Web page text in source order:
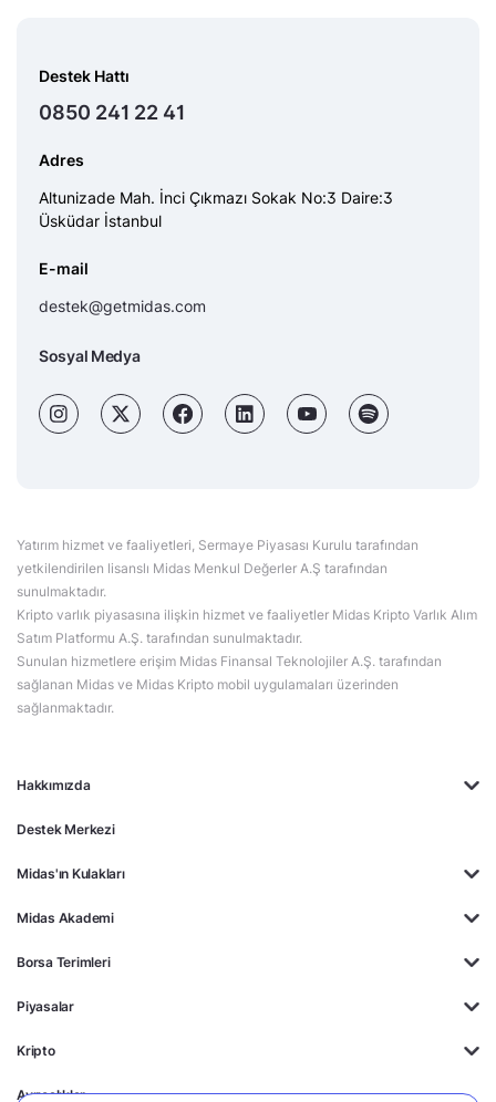
Hakkımızda
Destek Merkezi
Midas'ın Kulakları
Midas Akademi
Borsa Terimleri
Piyasalar
Kripto
Ayrıcalıklar
Destek Hattı
0850 241 22 41
Adres
Altunizade Mah. İnci Çıkmazı Sokak No:3 Daire:3
Üsküdar İstanbul
E-mail
destek@getmidas.com
Sosyal Medya
Yatırım hizmet ve faaliyetleri, Sermaye Piyasası Kurulu tarafından
yetkilendirilen lisanslı Midas Menkul Değerler A.Ş tarafından
sunulmaktadır.
Kripto varlık piyasasına ilişkin hizmet ve faaliyetler Midas Kripto Varlık Alım
Satım Platformu A.Ş. tarafından sunulmaktadır.
Sunulan hizmetlere erişim Midas Finansal Teknolojiler A.Ş. tarafından
sağlanan Midas ve Midas Kripto mobil uygulamaları üzerinden
sağlanmaktadır.